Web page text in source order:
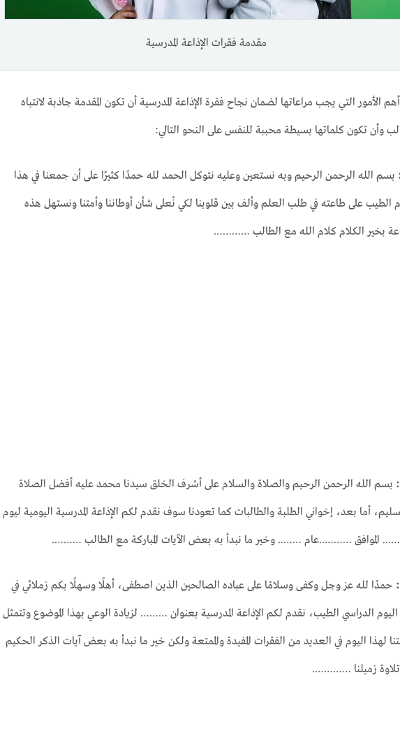
مقدمة فقرات الإذاعة المدرسية
الأمور التي يجب مراعاتها لضمان نجاح فقرة الإذاعة المدرسية أن تكون المقدمة جاذبة لانتباه
وأن تكون كلماتها بسيطة محببة للنفس على النحو التالي:
بسم الله الرحمن الرحيم وبه نستعين وعليه نتوكل الحمد لله حمدًا كثيرًا على أن جمعنا في هذا
الطيب على طاعته في طلب العلم وألف بين قلوبنا لكي نُعلى شأن أوطاننا وأمتنا ونستهل هذه
بخير الكلام كلام الله مع الطالب …………
بسم الله الرحمن الرحيم والصلاة والسلام على أشرف الخلق سيدنا محمد عليه أفضل الصلاة
أما بعد، إخواني الطلبة والطالبات كما تعودنا سوف نقدم لكم الإذاعة المدرسية اليومية ليوم
الموافق ………..عام …….. وخير ما نبدأ به بعض الآيات المباركة مع الطالب ……….
حمدًا لله عز وجل وكفى وسلامًا على عباده الصالحين الذين اصطفى، أهلًا وسهلًا بكم زملائي في
الدراسي الطيب، نقدم لكم الإذاعة المدرسية بعنوان ……… لزيادة الوعي بهذا الموضوع وتتمثل
لهذا اليوم في العديد من الفقرات المفيدة والممتعة ولكن خير ما نبدأ به بعض آيات الذكر الحكيم
زميلنا ………….